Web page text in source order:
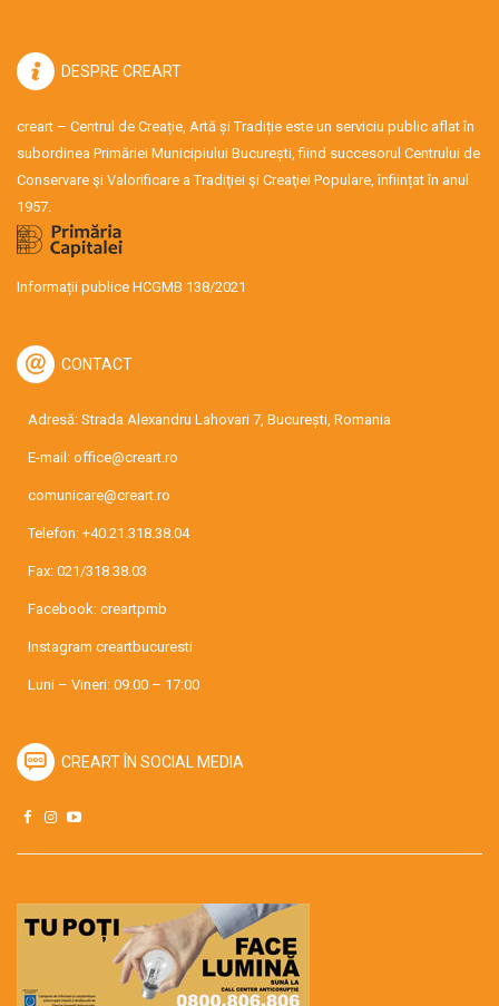
DESPRE CREART
creart – Centrul de Creație, Artă și Tradiție este un serviciu public aflat în
subordinea Primăriei Municipiului București, fiind succesorul Centrului de
Conservare şi Valorificare a Tradiţiei şi Creaţiei Populare, înființat în anul
1957.
Informații publice HCGMB 138/2021
CONTACT
Adresă: Strada Alexandru Lahovari 7, București, Romania
E-mail: office@creart.ro
comunicare@creart.ro
Telefon: +40.21.318.38.04
Fax: 021/318.38.03
Facebook: creartpmb
Instagram creartbucuresti
Luni – Vineri: 09:00 – 17:00
CREART ÎN SOCIAL MEDIA